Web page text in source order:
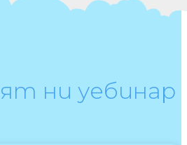
ни уебинар